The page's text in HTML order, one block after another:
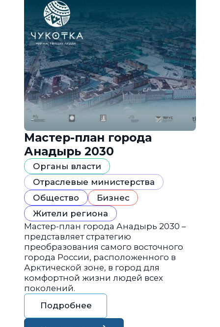
Мастер-план города
Анадырь 2030
Органы власти
Отраслевые министерства
Общество
Бизнес
Жители региона
Мастер-план города Анадырь 2030 –
представляет стратегию
преобразования самого восточного
города России, расположенного в
Арктической зоне, в город для
комфортной жизни людей всех
поколений.
Подробнее